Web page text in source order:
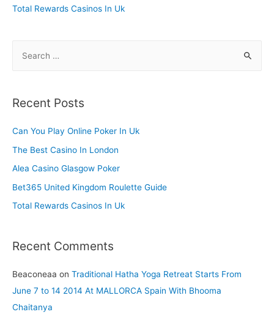
Total Rewards Casinos In Uk
r
h
f
o
Recent Posts
Can You Play Online Poker In Uk
The Best Casino In London
Alea Casino Glasgow Poker
Bet365 United Kingdom Roulette Guide
Total Rewards Casinos In Uk
Recent Comments
Beaconeaa on Traditional Hatha Yoga Retreat Starts From
June 7 to 14 2014 At MALLORCA Spain With Bhooma
Chaitanya